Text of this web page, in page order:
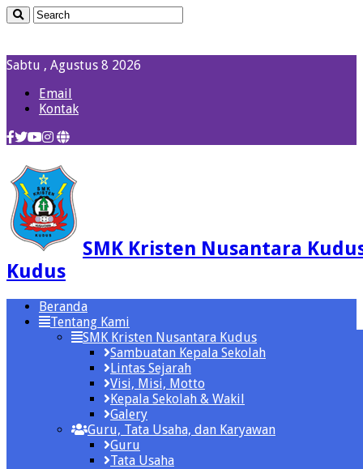
Sabtu , Agustus 8 2026
Email
Kontak
SMK Kristen Nusantara
Kudus
Beranda
Tentang Kami
SMK Kristen Nusantara Kudus
Sambuatan Kepala Sekolah
Lintas Sejarah
Visi, Misi, Motto
Kepala Sekolah & Wakil
Galery
Guru, Tata Usaha, dan Karyawan
Guru
Tata Usaha